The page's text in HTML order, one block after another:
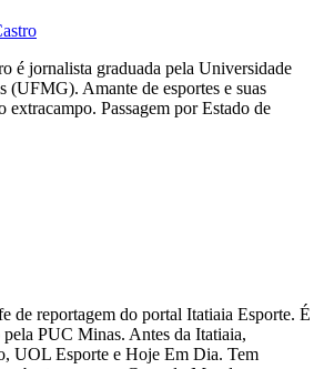
é jornalista graduada pela Universidade
(UFMG). Amante de esportes e suas
extracampo. Passagem por Estado de
de reportagem do portal Itatiaia Esporte. É
PUC Minas. Antes da Itatiaia,
UOL Esporte e Hoje Em Dia. Tem